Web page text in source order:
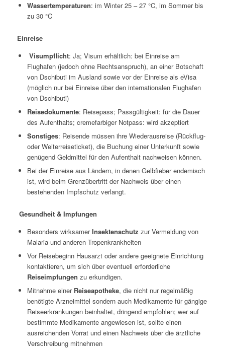
Wassertemperaturen: im Winter 25 – 27 °C, im Sommer bis
zu 30 °C
Einreise
Visumpflicht: Ja; Visum erhältlich: bei Einreise am
Flughafen (jedoch ohne Rechtsanspruch), an einer Botschaft
von Dschibuti im Ausland sowie vor der Einreise als eVisa
(möglich nur bei Einreise über den internationalen Flughafen
von Dschibuti)
Reisedokumente: Reisepass; Passgültigkeit: für die Dauer
des Aufenthalts; cremefarbiger Notpass: wird akzeptiert
Sonstiges: Reisende müssen ihre Wiederausreise (Rückflug-
oder Weiterreiseticket), die Buchung einer Unterkunft sowie
genügend Geldmittel für den Aufenthalt nachweisen können.
Bei der Einreise aus Ländern, in denen Gelbfieber endemisch
ist, wird beim Grenzübertritt der Nachweis über einen
bestehenden Impfschutz verlangt.
Gesundheit & Impfungen
Besonders wirksamerInsektenschutz zur Vermeidung von
Malaria und anderen Tropenkrankheiten
Vor Reisebeginn Hausarzt oder andere geeignete Einrichtung
kontaktieren, um sich über eventuell erforderliche
Reiseimpfungen zu erkundigen.
Mitnahme einer Reiseapotheke, die nicht nur regelmäßig
benötigte Arzneimittel sondern auch Medikamente für gängige
Reiseerkrankungen beinhaltet, dringend empfohlen; wer auf
bestimmte Medikamente angewiesen ist, sollte einen
ausreichenden Vorrat und einen Nachweis über die ärztliche
Verschreibung mitnehmen